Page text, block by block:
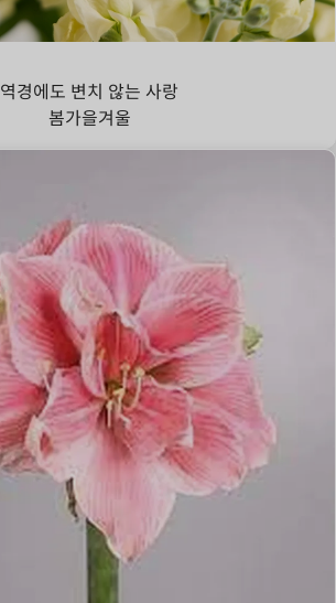
역경에도 변치 않는 사랑
봄가을겨울